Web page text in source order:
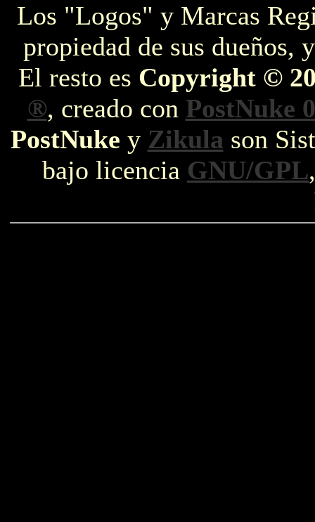
Los "Logos" y Marcas
propiedad de sus dueños,
El resto es Copyright ©
®, creado con PostNuke
PostNuke y Zikula son
bajo licencia GNU/GPL